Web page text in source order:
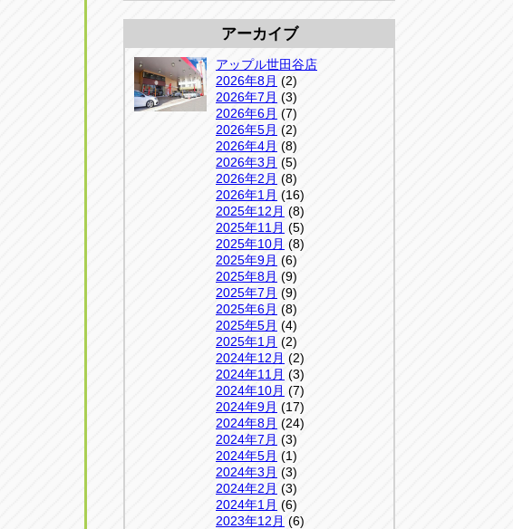
アーカイブ
アップル世田谷店
2026年8月 (2)
2026年7月 (3)
2026年6月 (7)
2026年5月 (2)
2026年4月 (8)
2026年3月 (5)
2026年2月 (8)
2026年1月 (16)
2025年12月 (8)
2025年11月 (5)
2025年10月 (8)
2025年9月 (6)
2025年8月 (9)
2025年7月 (9)
2025年6月 (8)
2025年5月 (4)
2025年1月 (2)
2024年12月 (2)
2024年11月 (3)
2024年10月 (7)
2024年9月 (17)
2024年8月 (24)
2024年7月 (3)
2024年5月 (1)
2024年3月 (3)
2024年2月 (3)
2024年1月 (6)
2023年12月 (6)